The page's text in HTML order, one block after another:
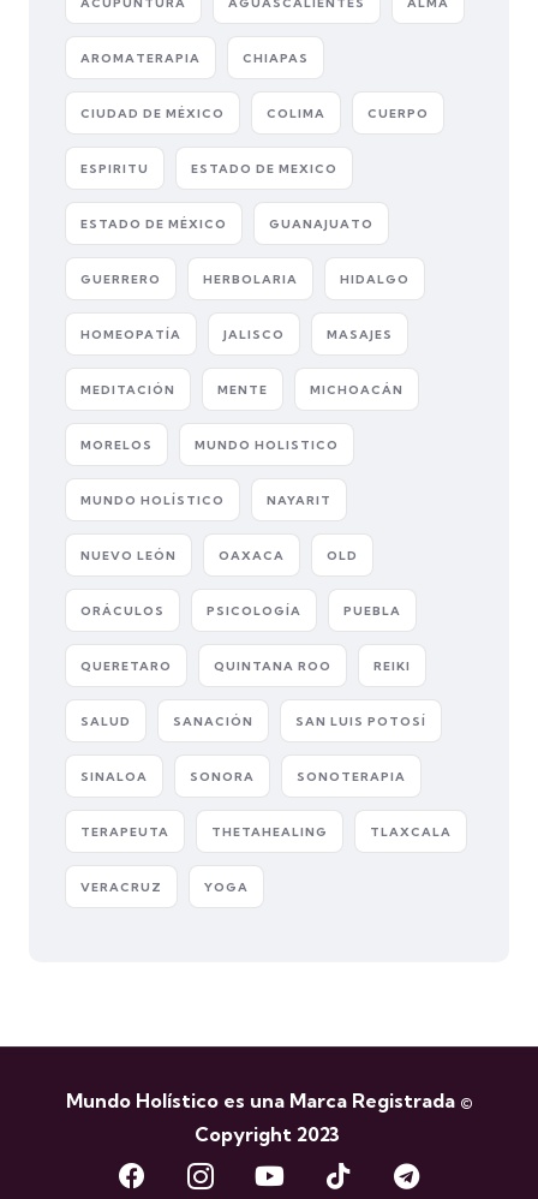
AROMATERAPIA CHIAPAS
CIUDAD DE MÉXICO COLIMA CUERPO
ESPIRITU ESTADO DE MEXICO
ESTADO DE MÉXICO GUANAJUATO
GUERRERO HERBOLARIA HIDALGO
HOMEOPATÍA JALISCO MASAJES
MEDITACIÓN MENTE MICHOACÁN
MORELOS MUNDO HOLISTICO
MUNDO HOLÍSTICO NAYARIT
NUEVO LEÓN OAXACA OLD
ORÁCULOS PSICOLOGÍA PUEBLA
QUERETARO QUINTANA ROO REIKI
SALUD SANACIÓN SAN LUIS POTOSÍ
SINALOA SONORA SONOTERAPIA
TERAPEUTA THETAHEALING TLAXCALA
VERACRUZ YOGA
Mundo Holístico es una Marca Registrada ©
Copyright 2023